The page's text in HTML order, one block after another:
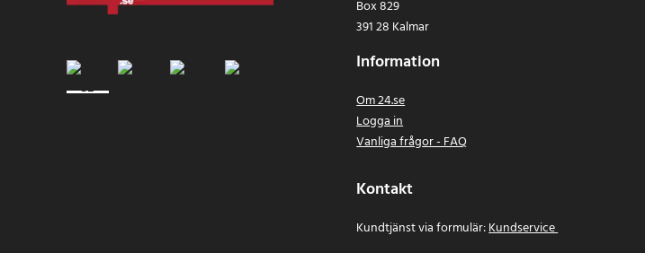
Box 829
391 28 Kalmar
Information
Om 24.se
Logga in
Vanliga frågor - FAQ
Kontakt
Kundtjänst via formulär:Kundservice